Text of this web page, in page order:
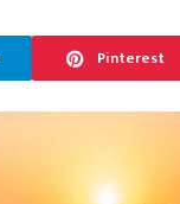
Pinterest